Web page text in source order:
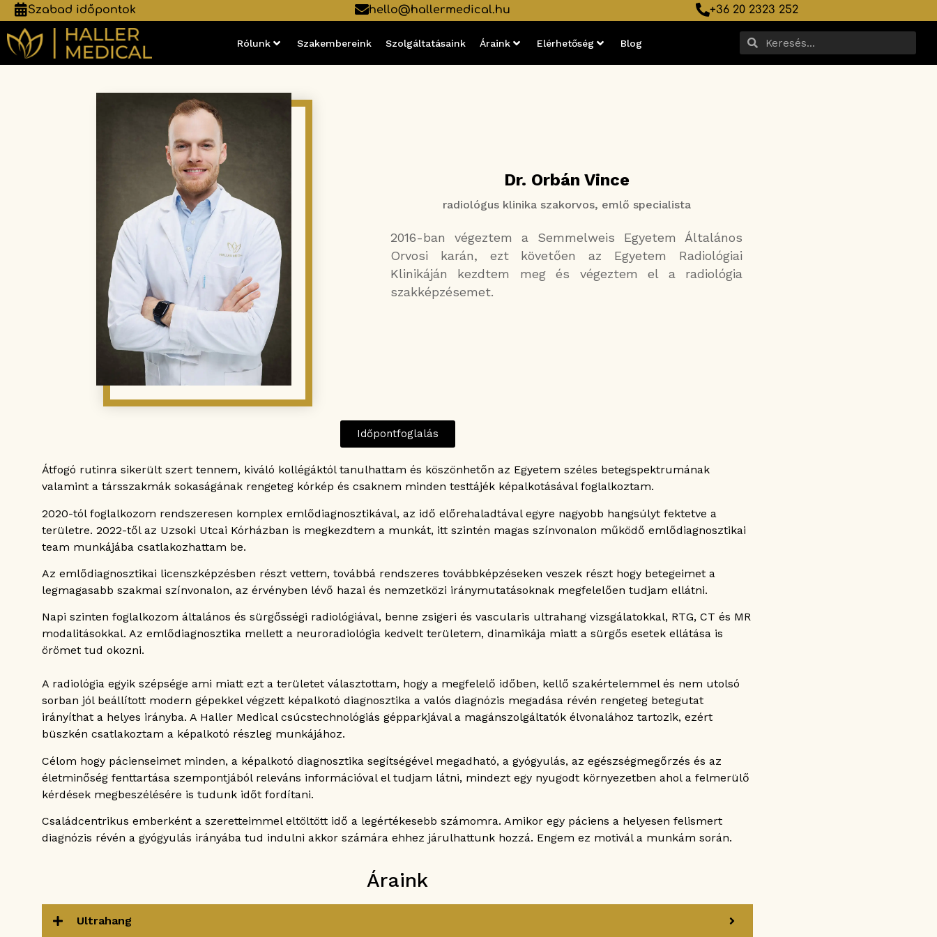
Szabad időpontok hello@hallermedical.hu +36 20 2323 252
Rólunk Szakembereink Szolgáltatásaink Áraink Elérhetőség Blog
Dr. Orbán Vince
radiológus klinika szakorvos, emlő specialista
2016-ban végeztem a Semmelweis Egyetem Általános
Orvosi karán, ezt követően az Egyetem Radiológiai
Klinikáján kezdtem meg és végeztem el a radiológia
szakképzésemet.
Időpontfoglalás
Átfogó rutinra sikerült szert tennem, kiváló kollégáktól tanulhattam és köszönhetőn az Egyetem széles betegspektrumának
valamint a társszakmák sokaságának rengeteg kórkép és csaknem minden testtájék képalkotásával foglalkoztam.
2020-tól foglalkozom rendszeresen komplex emlődiagnosztikával, az idő előrehaladtával egyre nagyobb hangsúlyt fektetve a
területre. 2022-től az Uzsoki Utcai Kórházban is megkezdtem a munkát, itt szintén magas színvonalon működő emlődiagnosztikai
team munkájába csatlakozhattam be.
Az emlődiagnosztikai licenszképzésben részt vettem, továbbá rendszeres továbbképzéseken veszek részt hogy betegeimet a
legmagasabb szakmai színvonalon, az érvényben lévő hazai és nemzetközi iránymutatásoknak megfelelően tudjam ellátni.
Napi szinten foglalkozom általános és sürgősségi radiológiával, benne zsigeri és vascularis ultrahang vizsgálatokkal, RTG, CT és MR
modalitásokkal. Az emlődiagnosztika mellett a neuroradiológia kedvelt területem, dinamikája miatt a sürgős esetek ellátása is
örömet tud okozni.
A radiológia egyik szépsége ami miatt ezt a területet választottam, hogy a megfelelő időben, kellő szakértelemmel és nem utolsó
sorban jól beállított modern gépekkel végzett képalkotó diagnosztika a valós diagnózis megadása révén rengeteg betegutat
irányíthat a helyes irányba. A Haller Medical csúcstechnológiás gépparkjával a magánszolgáltatók élvonalához tartozik, ezért
büszkén csatlakoztam a képalkotó részleg munkájához.
Célom hogy pácienseimet minden, a képalkotó diagnosztika segítségével megadható, a gyógyulás, az egészségmegőrzés és az
életminőség fenttartása szempontjából releváns információval el tudjam látni, mindezt egy nyugodt környezetben ahol a felmerülő
kérdések megbeszélésére is tudunk időt fordítani.
Családcentrikus emberként a szeretteimmel eltöltött idő a legértékesebb számomra. Amikor egy páciens a helyesen felismert
diagnózis révén a gyógyulás irányába tud indulni akkor számára ehhez járulhattunk hozzá. Engem ez motivál a munkám során.
Áraink
Ultrahang